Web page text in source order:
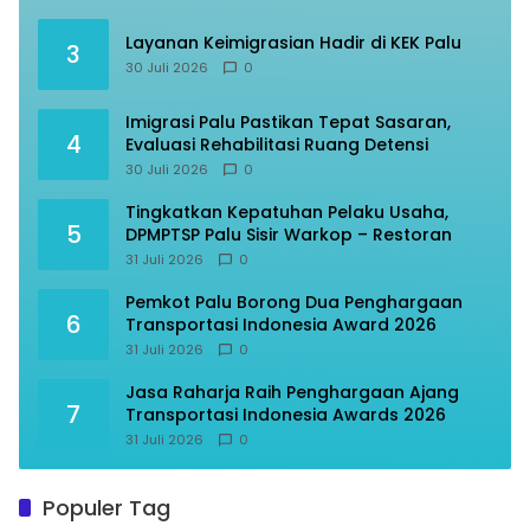
3 Layanan Keimigrasian Hadir di KEK Palu
30 Juli 2026 0
4
Imigrasi Palu Pastikan Tepat Sasaran,
Evaluasi Rehabilitasi Ruang Detensi
30 Juli 2026 0
5
Tingkatkan Kepatuhan Pelaku Usaha,
DPMPTSP Palu Sisir Warkop – Restoran
31 Juli 2026 0
6
Pemkot Palu Borong Dua Penghargaan
Transportasi Indonesia Award 2026
31 Juli 2026 0
7
Jasa Raharja Raih Penghargaan Ajang
Transportasi Indonesia Awards 2026
31 Juli 2026 0
Populer Tag